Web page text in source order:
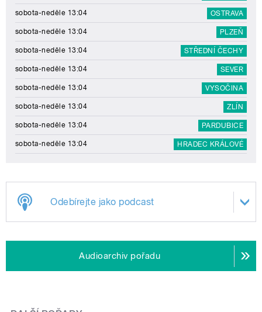
sobota-neděle 13:04 OSTRAVA
sobota-neděle 13:04 PLZEŇ
sobota-neděle 13:04 STŘEDNÍ ČECHY
sobota-neděle 13:04 SEVER
sobota-neděle 13:04 VYSOČINA
sobota-neděle 13:04 ZLÍN
sobota-neděle 13:04 PARDUBICE
sobota-neděle 13:04 HRADEC KRÁLOVÉ
Odebírejte jako podcast
Audioarchiv pořadu